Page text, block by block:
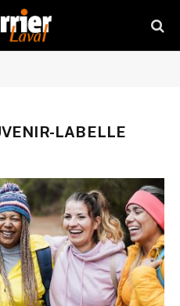
LABELLE